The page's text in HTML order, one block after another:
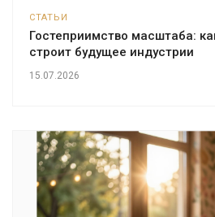
СТАТЬИ
Гостеприимство масштаба:
строит будущее индустрии
15.07.2026